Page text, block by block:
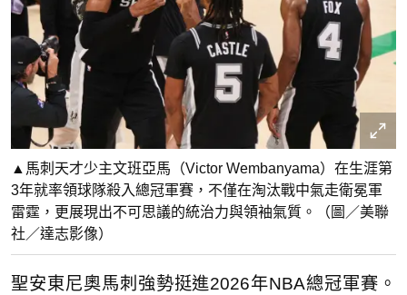
▲馬刺天才少主文班亞馬（Victor Wembanyama）在生涯第
3年就率領球隊殺入總冠軍賽，不僅在淘汰戰中氣走衛冕軍
雷霆，更展現出不可思議的統治力與領袖氣質。（圖／美聯
社／達志影像）
聖安東尼奧馬刺強勢挺進2026年NBA總冠軍賽。